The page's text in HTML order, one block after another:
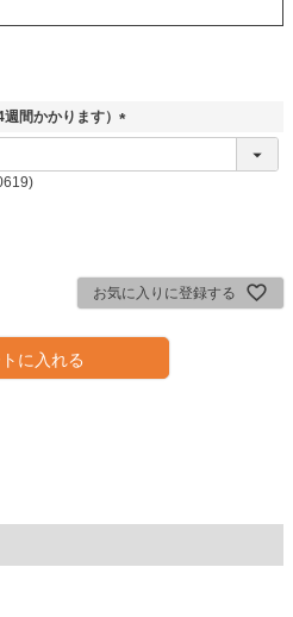
間かかります）
(
お気に入りに登録する
に入れる